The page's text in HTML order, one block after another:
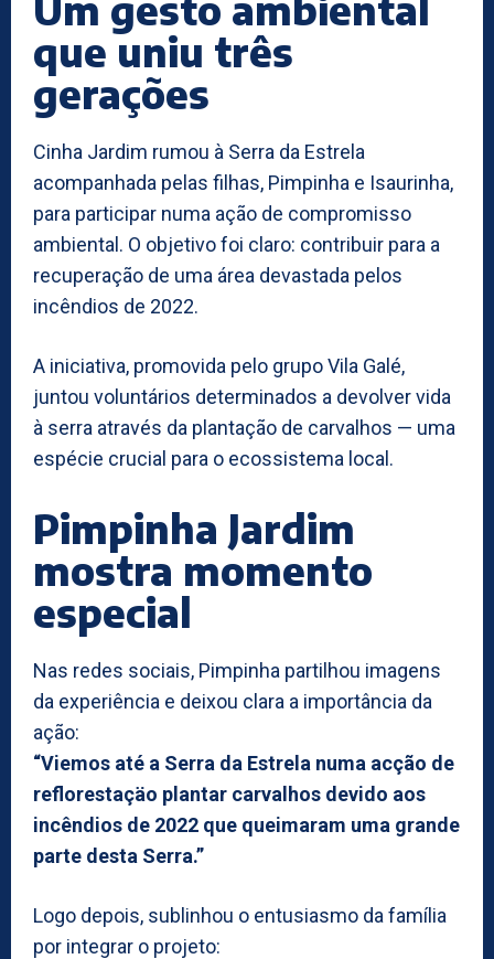
que uniu três
gerações
Cinha Jardim rumou à Serra da Estrela
acompanhada pelas filhas, Pimpinha e Isaurinha,
para participar numa ação de compromisso
ambiental. O objetivo foi claro: contribuir para a
recuperação de uma área devastada pelos
incêndios de 2022.
A iniciativa, promovida pelo grupo Vila Galé,
juntou voluntários determinados a devolver vida
à serra através da plantação de carvalhos — uma
espécie crucial para o ecossistema local.
Pimpinha Jardim
mostra momento
especial
Nas redes sociais, Pimpinha partilhou imagens
da experiência e deixou clara a importância da
ação:
“Viemos até a Serra da Estrela numa acção de
reflorestaçäo plantar carvalhos devido aos
incêndios de 2022 que queimaram uma grande
parte desta Serra.”
Logo depois, sublinhou o entusiasmo da família
por integrar o projeto: